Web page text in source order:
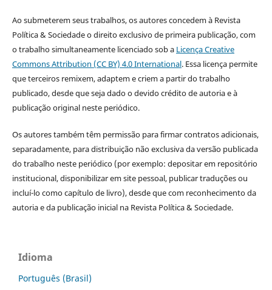
Ao submeterem seus trabalhos, os autores concedem à Revista
Política & Sociedade o direito exclusivo de primeira publicação, com
o trabalho simultaneamente licenciado sob a Licença Creative
Commons Attribution (CC BY) 4.0 International. Essa licença permite
que terceiros remixem, adaptem e criem a partir do trabalho
publicado, desde que seja dado o devido crédito de autoria e à
publicação original neste periódico.
Os autores também têm permissão para firmar contratos adicionais,
separadamente, para distribuição não exclusiva da versão publicada
do trabalho neste periódico (por exemplo: depositar em repositório
institucional, disponibilizar em site pessoal, publicar traduções ou
incluí-lo como capítulo de livro), desde que com reconhecimento da
autoria e da publicação inicial na Revista Política & Sociedade.
Idioma
Português (Brasil)